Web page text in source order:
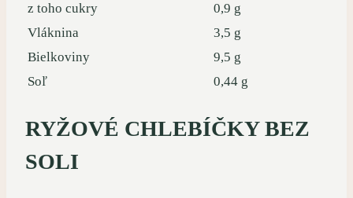
z toho cukry
0,9 g
Vláknina
3,5 g
Bielkoviny
9,5 g
Soľ
0,44 g
RYŽOVÉ CHLEBÍČKY BEZ
SOLI